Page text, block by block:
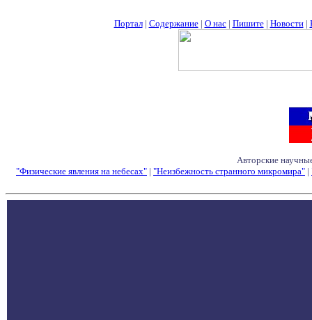
Портал| Содержание| О нас| Пишите| Новости|
Авторские
"Физические явления на небесах" | "Неизбежность странного микромира" |